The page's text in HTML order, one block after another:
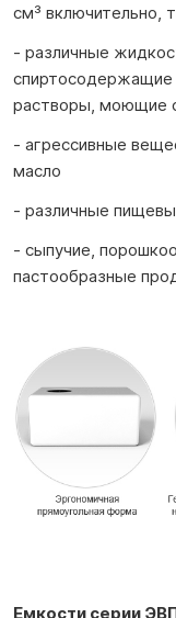
см³ включительно,
- различные
растворы, моющие
- агрессивные
масло
- различные
- сыпучие,
пастообразные
Емкости серии